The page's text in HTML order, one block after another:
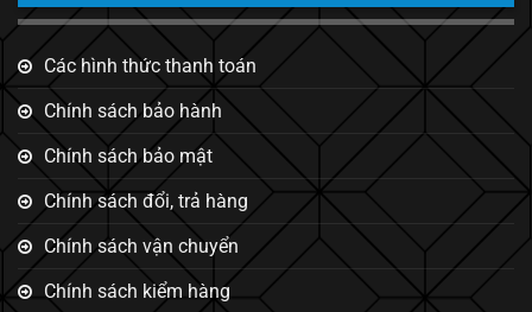
Các hình thức thanh toán
Chính sách bảo hành
Chính sách bảo mật
Chính sách đổi, trả hàng
Chính sách vận chuyển
Chính sách kiểm hàng